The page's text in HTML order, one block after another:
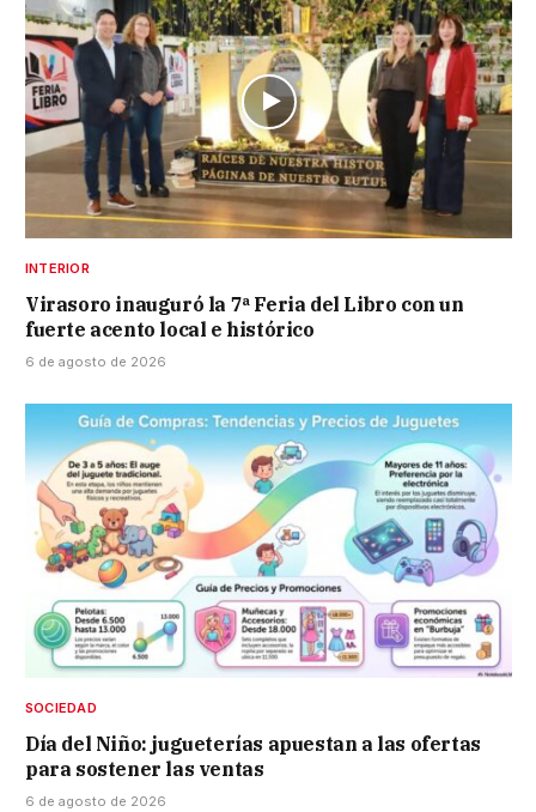
INTERIOR
Virasoro inauguró la 7ª Feria del Libro con un
fuerte acento local e histórico
6 de agosto de 2026
SOCIEDAD
Día del Niño: jugueterías apuestan a las ofertas
para sostener las ventas
6 de agosto de 2026